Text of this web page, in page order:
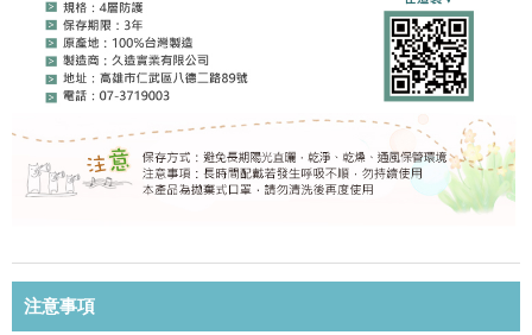
注意事項